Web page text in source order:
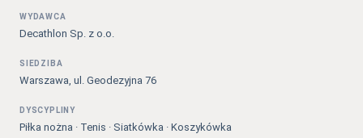
WYDAWCA
Decathlon Sp. z o.o.
SIEDZIBA
Warszawa, ul. Geodezyjna 76
DYSCYPLINY
Piłka nożna · Tenis · Siatkówka · Koszykówka